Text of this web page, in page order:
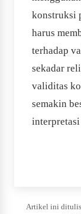
konstruksi
harus
terhadap
sekadar
validitas
semakin
Artikel ini ditulis